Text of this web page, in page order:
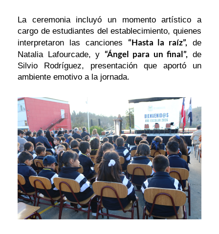
La ceremonia incluyó un momento artístico a
cargo de estudiantes del establecimiento, quienes
interpretaron las canciones “Hasta la raíz”, de
Natalia Lafourcade, y “Ángel para un final”, de
Silvio Rodríguez, presentación que aportó un
ambiente emotivo a la jornada.